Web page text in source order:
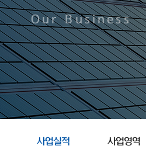
Our Business
사업실적 사업영역